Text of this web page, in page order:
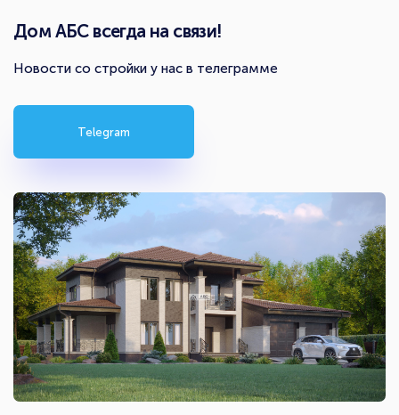
Дом АБС всегда на связи!
Новости со стройки у нас в телеграмме
Telegram